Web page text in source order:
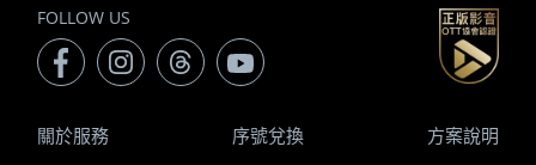
FOLLOW US
關於服務 序號兌換 方案說明